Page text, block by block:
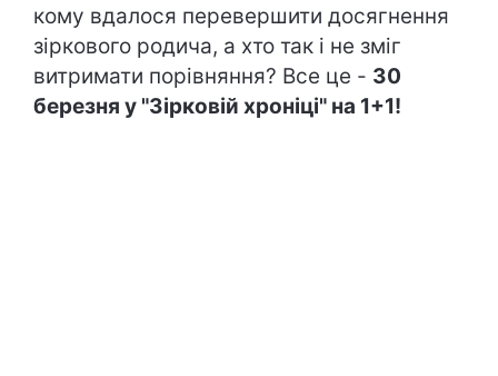
кому вдалося перевершити досягнення
зіркового родича, а хто так і не зміг
витримати порівняння? Все це - 30
березня у "Зірковій хроніці" на 1+1!